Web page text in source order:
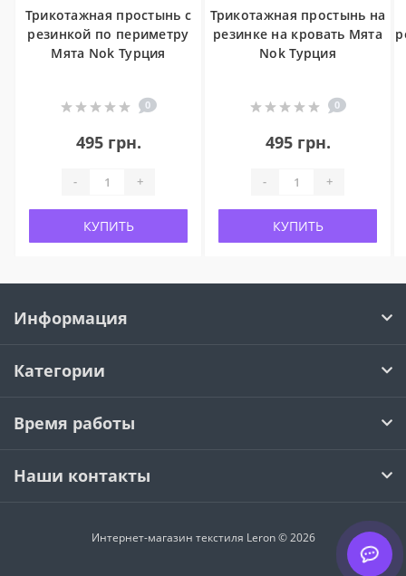
Трикотажная простынь с
резинкой по периметру
Мята Nok Турция
0
495 грн.
- +
КУПИТЬ
Трикотажная простынь на
резинке на кровать Мята
Nok Турция
0
495 грн.
- +
КУПИТЬ
Информация
Категории
Время работы
Наши контакты
Интернет-магазин текстиля Leron © 2026